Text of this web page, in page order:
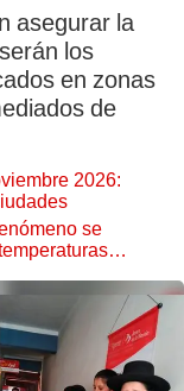
asegurar la
los
en zonas
de
2026:
se